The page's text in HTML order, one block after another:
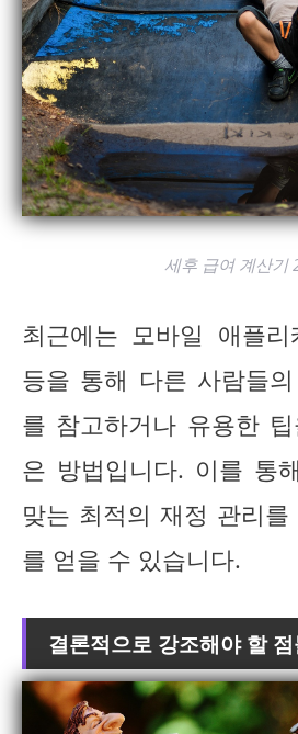
세후 급여 계산기
최근에는 모바일 애플리
등을 통해 다른 사람들
를 참고하거나 유용한
은 방법입니다. 이를 통
맞는 최적의 재정 관리
를 얻을 수 있습니다.
결론적으로 강조해야 할